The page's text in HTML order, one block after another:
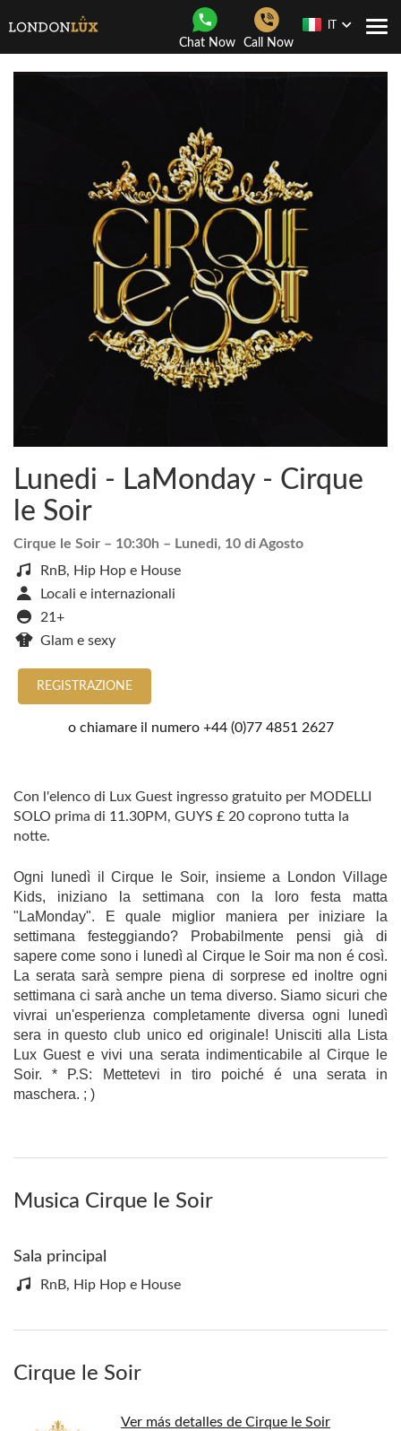
Chat Now Call Now
Lunedi - LaMonday - Cirque
le Soir
Cirque le Soir – 10:30h – Lunedi, 10 di Agosto
RnB, Hip Hop e House
Locali e internazionali
21+
Glam e sexy
REGISTRAZIONE
o chiamare il numero +44 (0)77 4851 2627
Con l'elenco di Lux Guest ingresso gratuito per MODELLI
SOLO prima di 11.30PM, GUYS £ 20 coprono tutta la
notte.
Ogni lunedì il Cirque le Soir, insieme a London Village
Kids, iniziano la settimana con la loro festa matta
"LaMonday". E quale miglior maniera per iniziare la
settimana festeggiando? Probabilmente pensi già di
sapere come sono i lunedì al Cirque le Soir ma non é così.
La serata sarà sempre piena di sorprese ed inoltre ogni
settimana ci sarà anche un tema diverso. Siamo sicuri che
vivrai un'esperienza completamente diversa ogni lunedì
sera in questo club unico ed originale! Unisciti alla Lista
Lux Guest e vivi una serata indimenticabile al Cirque le
Soir. * P.S: Mettetevi in tiro poiché é una serata in
maschera. ; )
Musica Cirque le Soir
Sala principal
RnB, Hip Hop e House
Cirque le Soir
Ver más detalles de Cirque le Soir